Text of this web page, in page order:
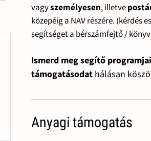
vagyszemélyesen, illetve
közepéig a NAV részére. (kérdés
segítséget a bérszámfejtő /
Ismerd meg segítő
támogatásodat hálásan
Anyagi támogatás